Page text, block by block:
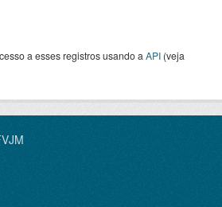
a esses registros usando a API (veja